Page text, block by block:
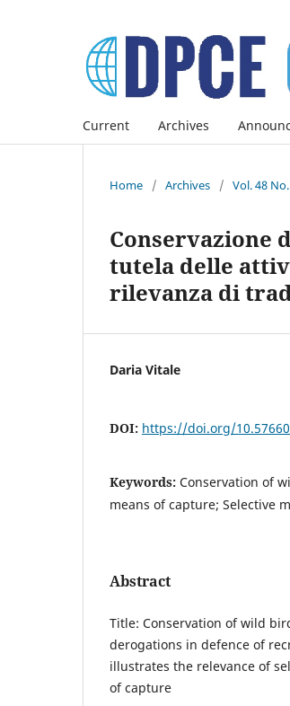
Current Archives
Home / Archives / Vol. 48
Conservazione
tutela delle
rilevanza di
Daria Vitale
DOI: https://doi.org/
Keywords: Conservation of
means of capture; Selective
Abstract
Title: Conservation of wild
derogations in defence of
illustrates the relevance of
of capture